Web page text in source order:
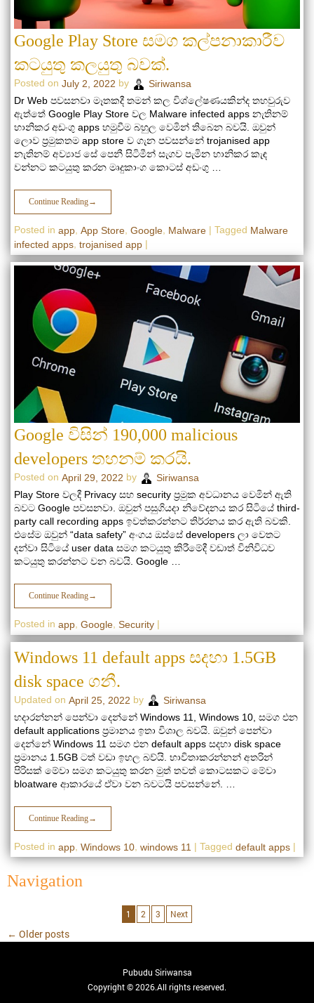
Google Play Store සමග කල්පනාකාරීව
කටයුතු කලයුතු බවක්.
Posted on July 2, 2022 by
Siriwansa
Dr Web පවසනවා මෑතකදී තමන් කල විශ්ලේෂණයකින්ද තහවුරුව
ඇත්තේ Google Play Store වල Malware infected apps නැතිනම්
හානිකර අඩංගු apps හමුවීම බහුල වෙමින් තිබෙන බවයි. ඔවුන්
ලොව ප්‍රමුකතම app store ව ගැන පවසන්නේ trojanised app
නැතිනම් අව්‍යාජ සේ පෙනී සිටිමීන් සැගව පැමින හානිකර කැඳ
වන්නට කටයුතු කරන මෘදුකාංග කොටස් අඩංගු …
Continue Reading→
Posted in app, App Store, Google, Malware | Tagged Malware
infected apps trojanised app |
Google විසින් 190,000 malicious
developers තහනම් කරයි.
Posted on April 29, 2022 by
Siriwansa
Play Store වලදී Privacy සහ security ප්‍රමුක අවධානය වෙමින් ඇති
බවට Google පවසනවා. ඔවුන් පසුගියදා නිවේදනය කර සිටියේ third-
party call recording apps ඉවත්කරන්නට තිර්රනය කර ඇති බවකි.
එසේම ඔවුන් “data safety” අංගය ඔස්සේ developers ලා වෙතට
දන්වා සිටියේ user data සමග කටයුතු කිරීමේදී වඩාත් විනිවිධව
කටයුතු කරන්නට වන බවයි. Google …
Continue Reading→
Posted in app Google Security |
Windows 11 default apps සදහා 1.5GB
disk space ගනී.
Updated on April 25, 2022 by
Siriwansa
හදාරන්නන් පෙන්වා දෙන්නේ Windows 11, Windows 10, සමග එන
default applications ප්‍රමානය ඉතා විශාල බවයි. ඔවුන් පෙන්වා
දෙන්නේ Windows 11 සමග එන default apps සදහා disk space
ප්‍රමානය 1.5GB ටත් වඩා ඉහල බව්යි. භාවිතාකරන්නන් අතරින්
පිරිසක් මේවා සමග කටයුතු කරන මුත් තවත් කොටසකට මේවා
bloatware ආකාරයේ ඒවා වන බවටයි පවසන්නේ. …
Continue Reading→
Posted in app Windows 10 windows 11 | Tagged default apps |
Navigation
1 2 3 Next
← Older posts
Copyright © 2026.All rights reserved.
Pubudu Siriwansa